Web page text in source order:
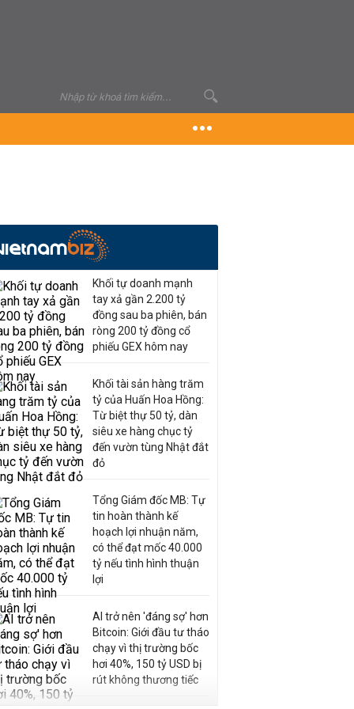
Khối tự doanh mạnh
tay xả gần 2.200 tỷ
đồng sau ba phiên, bán
ròng 200 tỷ đồng cổ
phiếu GEX hôm nay
Khối tài sản hàng trăm
tỷ của Huấn Hoa Hồng:
Từ biệt thự 50 tỷ, dàn
siêu xe hàng chục tỷ
đến vườn tùng Nhật đắt
đỏ
Tổng Giám đốc MB: Tự
tin hoàn thành kế
hoạch lợi nhuận năm,
có thể đạt mốc 40.000
tỷ nếu tình hình thuận
lợi
AI trở nên 'đáng sợ' hơn
Bitcoin: Giới đầu tư tháo
chạy vì thị trường bốc
hơi 40%, 150 tỷ USD bị
rút không thương tiếc